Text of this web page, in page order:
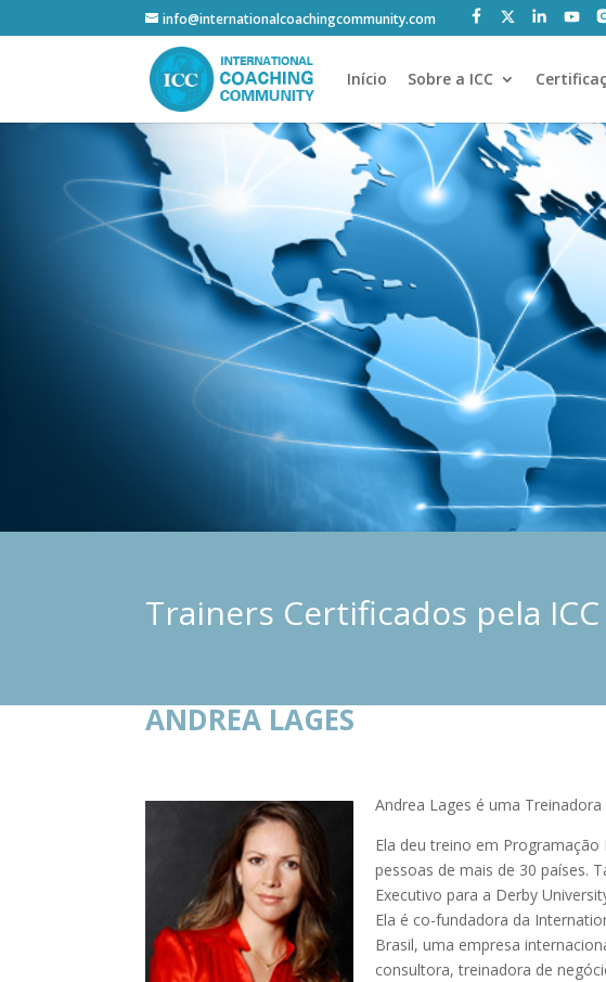
info@internationalcoachingcommunity.com
Início Sobre a ICC
Trainers Certificados pela ICC
ANDREA LAGES
Andrea Lages é uma
Ela deu treino em
pessoas de mais de 30 países.
Executivo para a Derby
Ela é co-fundadora da
Brasil, uma empresa
consultora, treinadora de